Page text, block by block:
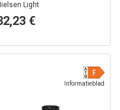
Light
€
Informatieblad